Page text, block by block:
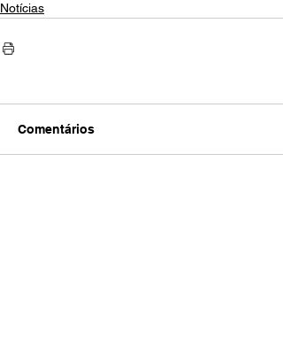
Notícias
Comentários